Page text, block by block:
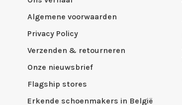
Algemene voorwaarden
Privacy Policy
Verzenden & retourneren
Onze nieuwsbrief
Flagship stores
Erkende schoenmakers in België